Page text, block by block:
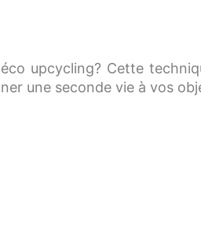
upcycling? Cette
une seconde vie à vos